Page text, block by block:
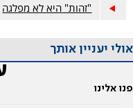
"זהות" היא לא מפלגה
אולי יעניין אותך
פנו אלינו